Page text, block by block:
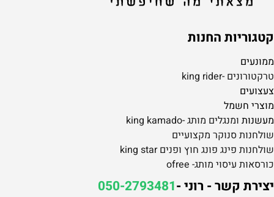
קטגוריות החנות
ממונעים
טרקטורונים -king rider
צעצועים
מוצרי חשמל
מעשנות ומנגלים מותג -king kamado
שולחנות סנוקר מקצועיים
שולחנות פינג פונג חוץ ופנים king star
כורסאות עיסוי מותג- ofree
יצירת קשר - רוני -050-2793481